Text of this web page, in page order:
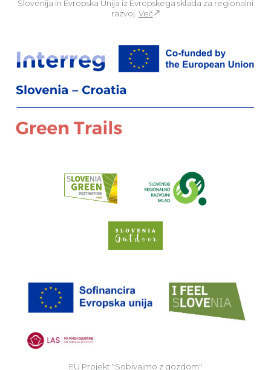
Slovenija in Evropska Unija iz Evropskega sklada za regionalni
razvoj. Več
EU Projekt "Sobivajmo z gozdom"